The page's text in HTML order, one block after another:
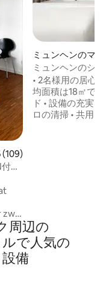
ー109件、5つ星中4.95つ
(109)
き
zwei
Tag
ミュンヘンのマン
パート
ミュンヘンのシ
る居心地のよいワ
• 2名様用の居心
均面積は18㎡です
ド • 設備の充実し
ロの清掃 • 共用ラ
周⁠辺⁠の
で人⁠気⁠の
備